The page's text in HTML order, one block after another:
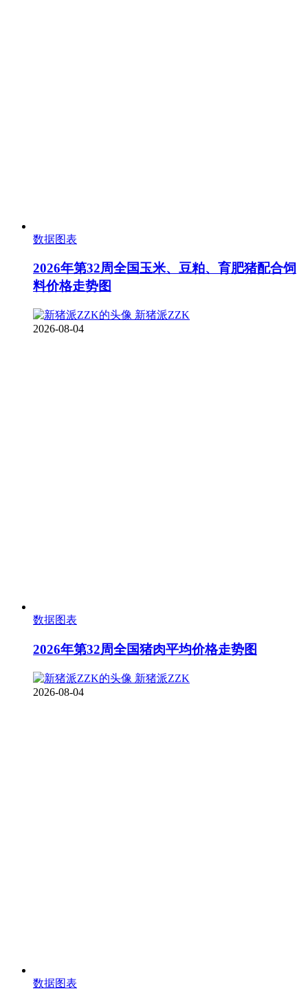
数据图表
2026年第32周全国玉米、豆粕、育肥猪配合饲
料价格走势图
新猪派ZZK
2026-08-04
数据图表
2026年第32周全国猪肉平均价格走势图
新猪派ZZK
2026-08-04
数据图表